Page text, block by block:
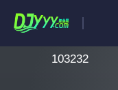
103232